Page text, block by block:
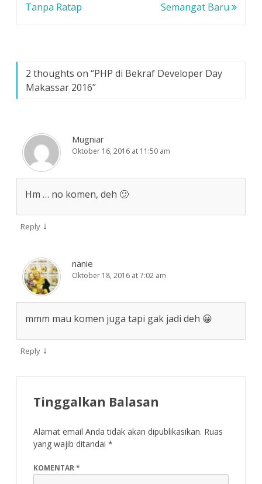
r
u
b
a
pos
Tanpa Ratap
Semangat Baru
2 thoughts on “PHP di Bekraf Developer Day
Makassar 2016”
Mugniar
Oktober 16, 2016 at 11:50 am
Hm … no komen, deh 🙂
Reply ↓
nanie
Oktober 18, 2016 at 7:02 am
mmm mau komen juga tapi gak jadi deh 😀
Reply ↓
Tinggalkan Balasan
Alamat email Anda tidak akan dipublikasikan. Ruas
yang wajib ditandai *
KOMENTAR*